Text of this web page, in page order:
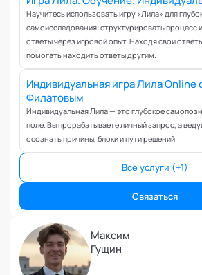
Возрастные кризисы
Воспитание
Депрессия
Дыхательные практики
Зависимости
Защита от манипуляций
Карьерная стратегия
Клиентский менеджмент
Когнитивные способности
Коммуникационная стратегия
Коммуникация в команде
Научитесь использовать игру «Лила» для
самоисследования: структурировать процесс
ответы через игровой опыт. Находя свои
помогать находить ответы другим.
Индивидуальная игра Лила Online
Филатовым
Индивидуальная Лила — это глубокое
поле. Вы прорабатываете личный запрос, а
осознать причины, блоки и пути решений.
Все услуги (+1)
Связаться
Максим
Гущин